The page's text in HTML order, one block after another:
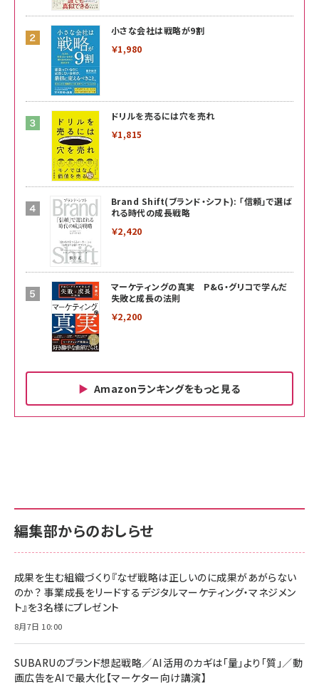
小さな会社は戦略が9割
￥1,980
ドリルを売るには穴を売れ
￥1,815
Brand Shift(ブランド・シフト): 「信頼」で選ば
れる時代の成長戦略
￥2,420
マーケティングの真実 P&G・グリコで学んだ
失敗と成長の法則
￥2,200
Amazonランキングをもっと見る
￥880
anan(アンアン)2026/06/24号 No.2500増刊
スペシャルエディション[王道エンタメの矜持／
￥1,100
anan(アンアン)2026/07/08号 No.2502[2026
￥880
ママ投資家が育休中に１億貯めた株式投資
サポート正規品 メーカー保証5年 KLMEA128G
NIMASO ガラスフィルム iPhone 17 用 保護フィ
すい ガイド枠付き いPhone17 (6.3インチ) 対応
2枚セット DSP25F1698
￥1,599
￥6,980
サポート正規品 メーカー保証5年 KLMEA128G
Amazon eギフトカード - Amazonロゴ - クラ
￥5,000
Anker PowerLine III Flow USB-C & USB-C
Pro/Air 各種対応 (1.8m ミッドナイトブラック)
￥1,890
編集部からのおしらせ
成果を生む組織づくり『なぜ戦略は正しいのに成果があがらない
のか？ 事業成長をリードするデジタルマーケティング・マネジメン
ト』を3名様にプレゼント
8月7日 10:00
SUBARUのブランド想起戦略／AI活用のカギは「量」より「質」／動
画広告をAIで最大化【マーケター向け講演】